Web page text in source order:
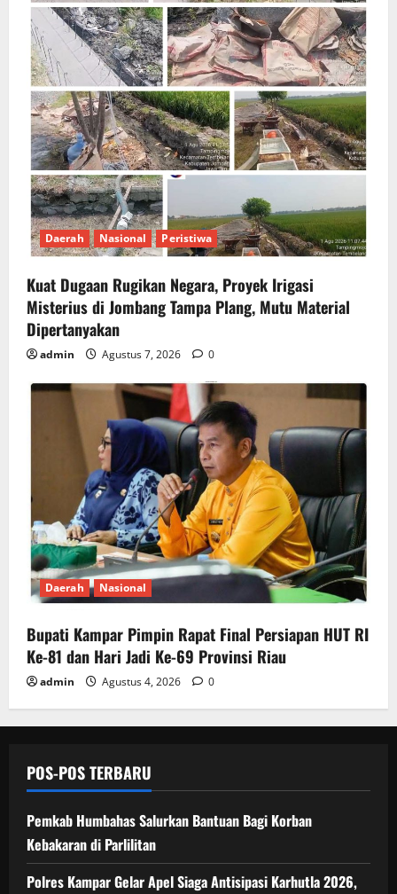
Daerah Nasional Peristiwa
Kuat Dugaan Rugikan Negara, ​Proyek Irigasi
Misterius di Jombang Tampa Plang, Mutu Material
Dipertanyakan
admin Agustus 7, 2026 0
Daerah Nasional
Bupati Kampar Pimpin Rapat Final Persiapan HUT RI
Ke-81 dan Hari Jadi Ke-69 Provinsi Riau
admin Agustus 4, 2026 0
POS-POS TERBARU
Pemkab Humbahas Salurkan Bantuan Bagi Korban
Kebakaran di Parlilitan
Polres Kampar Gelar Apel Siaga Antisipasi Karhutla 2026,